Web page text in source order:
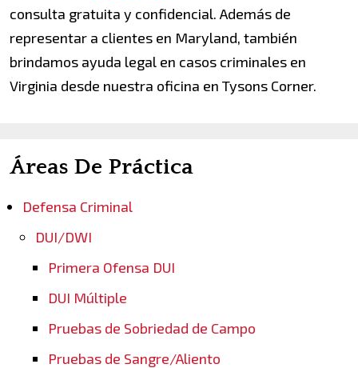
consulta gratuita y confidencial. Además de
representar a clientes en Maryland, también
brindamos ayuda legal en casos criminales en
Virginia desde nuestra oficina en Tysons Corner.
Áreas De Práctica
Defensa Criminal
DUI/DWI
Primera Ofensa DUI
DUI Múltiple
Pruebas de Sobriedad de Campo
Pruebas de Sangre/Aliento